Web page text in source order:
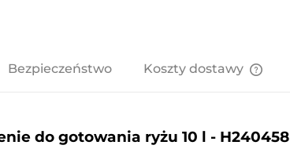
Bezpieczeństwo Koszty dostawy
do gotowania ryżu 10 l - H240458